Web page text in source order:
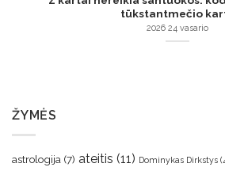
tūkstantmečio
2026 24 vasario
ŽYMĖS
astrologija (7) ateitis (11) Dominykas Dirkstys